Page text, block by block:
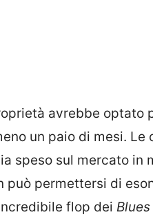
avrebbe optato
un paio di mesi. Le
speso sul mercato in
può permettersi di
flop dei Blues